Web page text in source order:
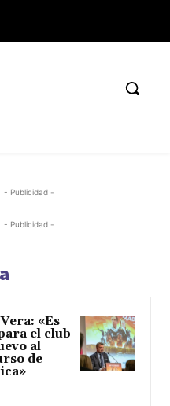
- Publicidad -
- Publicidad -
«Es
el club
al
de